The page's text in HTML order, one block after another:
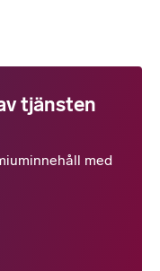
tjänsten
med